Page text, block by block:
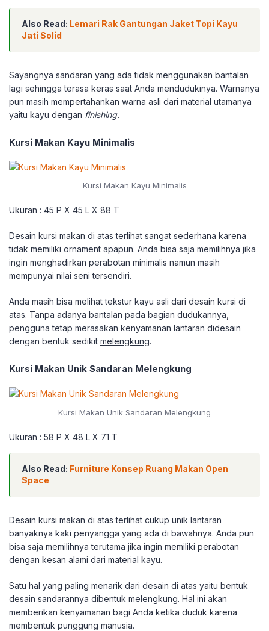
Also Read: Lemari Rak Gantungan Jaket Topi Kayu
Jati Solid
Sayangnya sandaran yang ada tidak menggunakan bantalan
lagi sehingga terasa keras saat Anda mendudukinya. Warnanya
pun masih mempertahankan warna asli dari material utamanya
yaitu kayu dengan finishing.
Kursi Makan Kayu Minimalis
Kursi Makan Kayu Minimalis
Ukuran : 45 P X 45 L X 88 T
Desain kursi makan di atas terlihat sangat sederhana karena
tidak memiliki ornament apapun. Anda bisa saja memilihnya jika
ingin menghadirkan perabotan minimalis namun masih
mempunyai nilai seni tersendiri.
Anda masih bisa melihat tekstur kayu asli dari desain kursi di
atas. Tanpa adanya bantalan pada bagian dudukannya,
pengguna tetap merasakan kenyamanan lantaran didesain
dengan bentuk sedikit melengkung.
Kursi Makan Unik Sandaran Melengkung
Kursi Makan Unik Sandaran Melengkung
Ukuran : 58 P X 48 L X 71 T
Also Read: Furniture Konsep Ruang Makan Open
Space
Desain kursi makan di atas terlihat cukup unik lantaran
banyaknya kaki penyangga yang ada di bawahnya. Anda pun
bisa saja memilihnya terutama jika ingin memiliki perabotan
dengan kesan alami dari material kayu.
Satu hal yang paling menarik dari desain di atas yaitu bentuk
desain sandarannya dibentuk melengkung. Hal ini akan
memberikan kenyamanan bagi Anda ketika duduk karena
membentuk punggung manusia.